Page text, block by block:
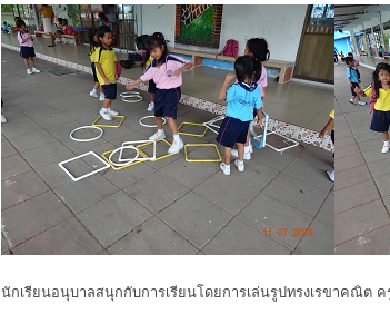
นักเรียนอนุบาลสนุกกับการเรียนโดยการเล่นรูปทรงเรขาคณิต